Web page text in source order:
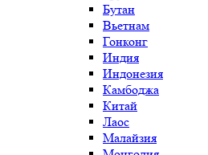
Бутан
Вьетнам
Гонконг
Индия
Индонезия
Камбоджа
Китай
Лаос
Малайзия